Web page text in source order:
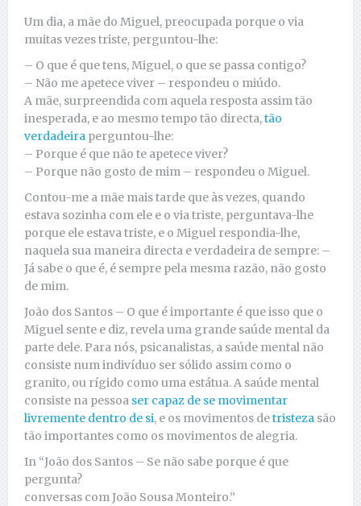
Um dia, a mãe do Miguel, preocupada porque o via
muitas vezes triste, perguntou-lhe:
– O que é que tens, Miguel, o que se passa contigo?
– Não me apetece viver – respondeu o miúdo.
A mãe, surpreendida com aquela resposta assim tão
inesperada, e ao mesmo tempo tão directa,tão
verdadeira perguntou-lhe:
– Porque é que não te apetece viver?
– Porque não gosto de mim – respondeu o Miguel.
Contou-me a mãe mais tarde que às vezes, quando
estava sozinha com ele e o via triste, perguntava-lhe
porque ele estava triste, e o Miguel respondia-lhe,
naquela sua maneira directa e verdadeira de sempre: –
Já sabe o que é, é sempre pela mesma razão, não gosto
de mim.
João dos Santos – O que é importante é que isso que o
Miguel sente e diz, revela uma grande saúde mental da
parte dele. Para nós, psicanalistas, a saúde mental não
consiste num indivíduo ser sólido assim como o
granito, ou rígido como uma estátua. A saúde mental
consiste na pessoa ser capaz de se movimentar
livremente dentro de si, e os movimentos detristeza são
tão importantes como os movimentos de alegria.
In “João dos Santos – Se não sabe porque é que
pergunta?
conversas com João Sousa Monteiro.”